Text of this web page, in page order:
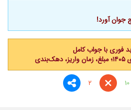
آورد!
فوری با جواب کامل
10
2